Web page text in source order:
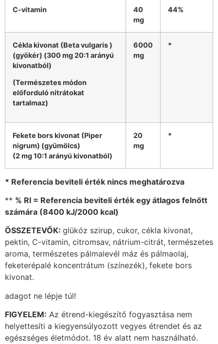
C-vitamin
40
mg
44%
Cékla kivonat (Beta vulgaris )
(gyökér) (300 mg 20:1 arányú
kivonatból)
(Természetes módon
előforduló nitrátokat
tartalmaz)
6000
mg
*
Fekete bors kivonat (Piper
nigrum) (gyümölcs)
(2 mg 10:1 arányú kivonatból)
20
mg
*
* Referencia beviteli érték nincs meghatározva
** % RI = Referencia beviteli érték egy átlagos felnőtt
számára (8400 kJ/2000 kcal)
ÖSSZETEVŐK: glükóz szirup, cukor, cékla kivonat,
pektin, C-vitamin, citromsav, nátrium-citrát, természetes
aroma, természetes pálmalevél máz és pálmaolaj,
feketerépalé koncentrátum (színezék), fekete bors
kivonat.
adagot ne lépje túl!
FIGYELEM: Az étrend-kiegészítő fogyasztása nem
helyettesíti a kiegyensúlyozott vegyes étrendet és az
egészséges életmódot. 18 év alatt nem használható.